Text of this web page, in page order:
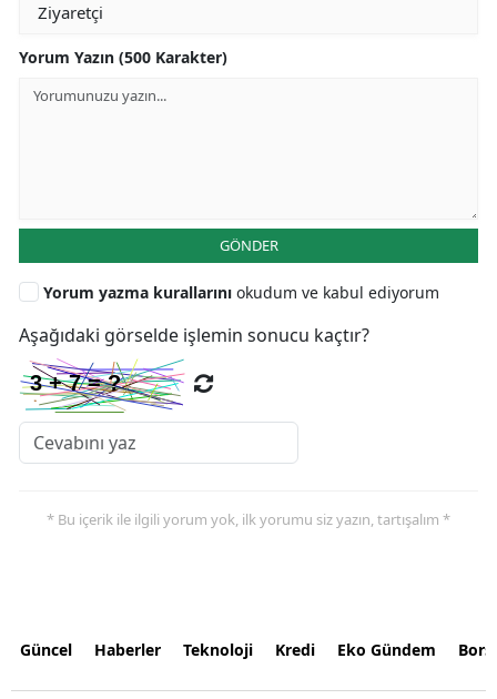
Yorum Yazın (500 Karakter)
GÖNDER
Yorum yazma kurallarını okudum ve kabul ediyorum
Aşağıdaki görselde işlemin sonucu kaçtır?
* Bu içerik ile ilgili yorum yok, ilk yorumu siz yazın, tartışalım *
Güncel Haberler Teknoloji Kredi Eko Gündem